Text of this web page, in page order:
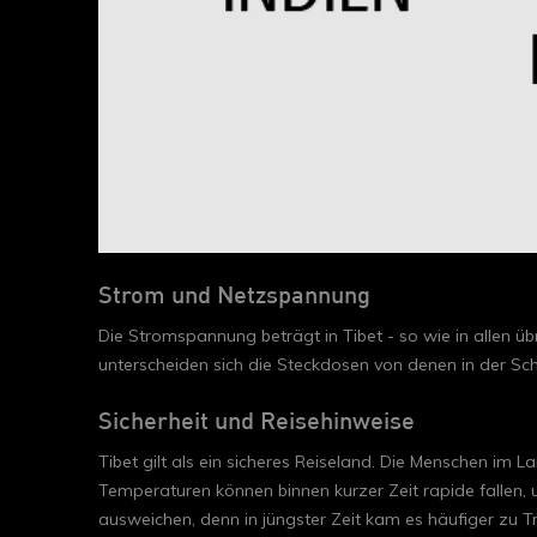
Strom und Netzspannung
Die Stromspannung beträgt in Tibet - so wie in allen
unterscheiden sich die Steckdosen von denen in der
Sicherheit und Reisehinweise
Tibet gilt als ein sicheres Reiseland. Die Menschen im
Temperaturen können binnen kurzer Zeit rapide
ausweichen, denn in jüngster Zeit kam es häufiger zu